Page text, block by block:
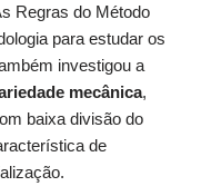
Regras do Método
para estudar os
investigou a
mecânica,
baixa divisão do
de